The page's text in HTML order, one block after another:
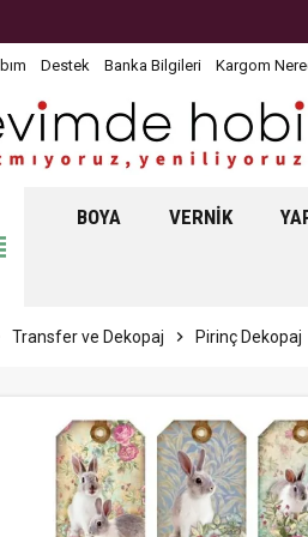
Destek Banka Bilgileri Kargom
BOYA VERNIK
Transfer ve Dekopaj chevron_right Pirinç Dekopaj